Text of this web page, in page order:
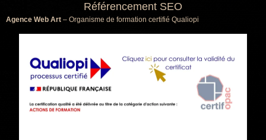
Référencement SEO
Agence Web Art – Organisme de formation certifié Qualiopi